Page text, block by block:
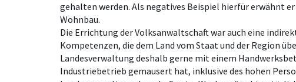
gehalten werden. Als negatives Beispiel hierfür erwähnt
Wohnbau.
Die Errichtung der Volksanwaltschaft war auch eine
Kompetenzen, die dem Land vom Staat und der Region
Landesverwaltung deshalb gerne mit einem
Industriebetrieb gemausert hat, inklusive des hohen